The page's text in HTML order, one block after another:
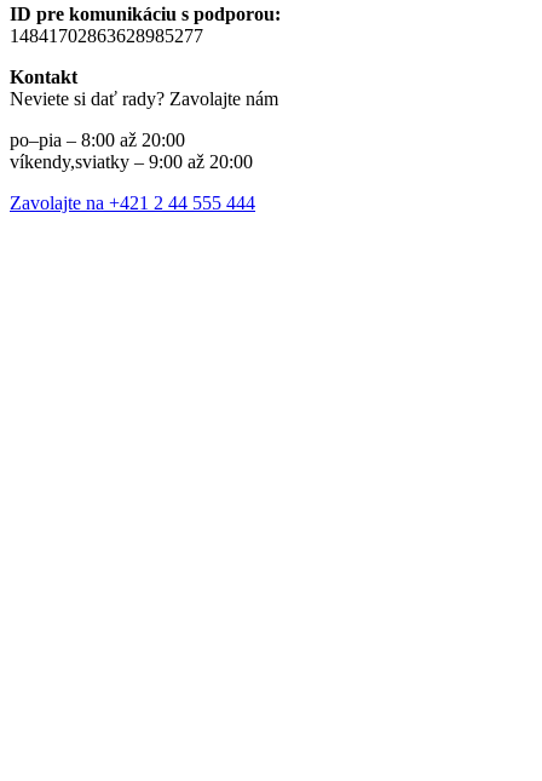
ID pre komunikáciu s podporou:
14841702863628985277
Kontakt
Neviete si dať rady? Zavolajte nám
po–pia – 8:00 až 20:00
víkendy,sviatky – 9:00 až 20:00
Zavolajte na +421 2 44 555 444